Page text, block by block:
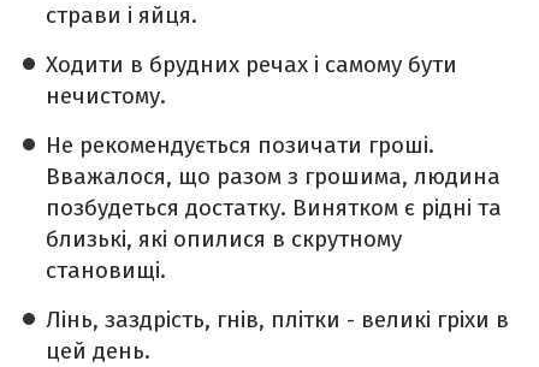
страви і яйця.
Ходити в брудних речах і самому бути
нечистому.
Не рекомендується позичати гроші.
Вважалося, що разом з грошима, людина
позбудеться достатку. Винятком є рідні та
близькі, які опилися в скрутному
становищі.
Лінь, заздрість, гнів, плітки - великі гріхи в
цей день.